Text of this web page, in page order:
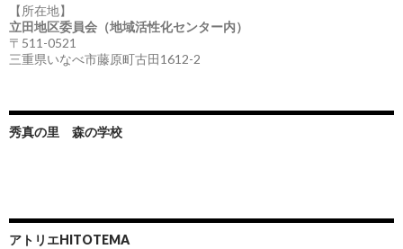
【所在地】
立田地区委員会（地域活性化センター内）
〒511-0521
三重県いなべ市藤原町古田1612-2
秀真の里 森の学校
アトリエHITOTEMA